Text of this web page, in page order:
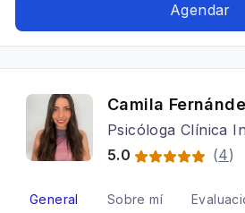
Agendar
Camila
Psicóloga Clínica
5.0
(4)
General Sobre mí